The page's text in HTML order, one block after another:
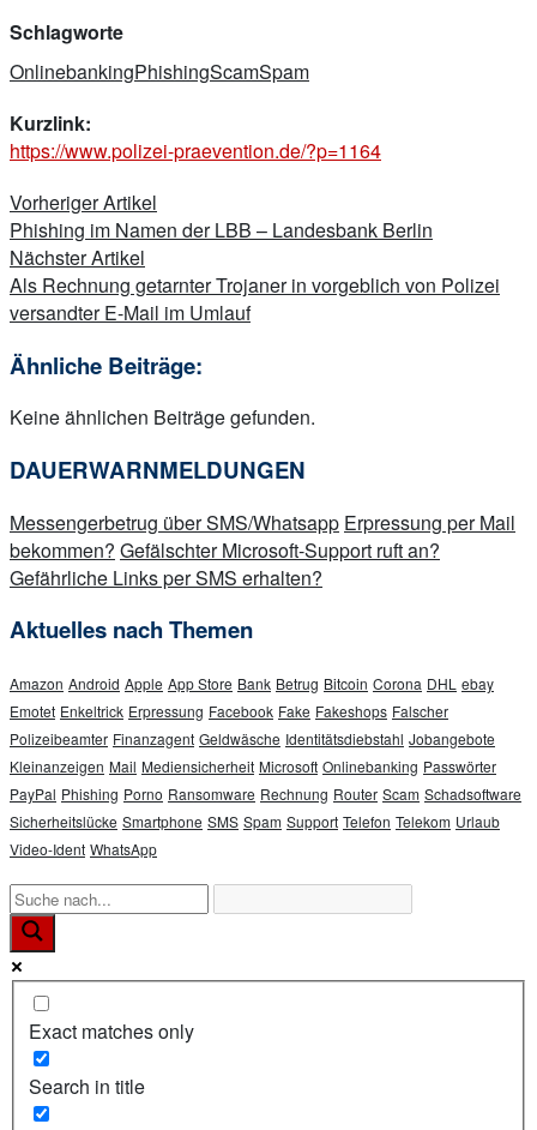
Schlagworte
OnlinebankingPhishingScamSpam
Kurzlink:
https://www.polizei-praevention.de/?p=1164
Beitragsnavigation
Vorheriger Artikel
Phishing im Namen der LBB – Landesbank Berlin
Nächster Artikel
Als Rechnung getarnter Trojaner in vorgeblich von Polizei
versandter E-Mail im Umlauf
Ähnliche Beiträge:
Keine ähnlichen Beiträge gefunden.
DAUERWARNMELDUNGEN
Messengerbetrug über SMS/Whatsapp Erpressung per Mail
bekommen? Gefälschter Microsoft-Support ruft an?
Gefährliche Links per SMS erhalten?
Aktuelles nach Themen
Amazon Android Apple App Store Bank Betrug Bitcoin Corona DHL ebay
Emotet Enkeltrick Erpressung Facebook Fake Fakeshops Falscher
Polizeibeamter Finanzagent Geldwäsche Identitätsdiebstahl Jobangebote
Kleinanzeigen Mail Mediensicherheit Microsoft Onlinebanking Passwörter
PayPal Phishing Porno Ransomware Rechnung Router Scam Schadsoftware
Sicherheitslücke Smartphone SMS Spam Support Telefon Telekom Urlaub
Video-Ident WhatsApp
Exact matches only
Search in title